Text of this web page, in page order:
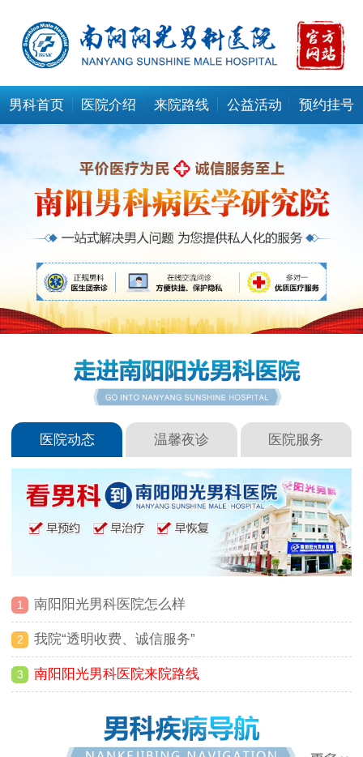
男科首页 医院介绍 来院路线 公益活动 预约挂号
医院动态 温馨夜诊 医院服务
1 南阳阳光男科医院怎么样
2 我院“透明收费、诚信服务”
3 南阳阳光男科医院来院路线